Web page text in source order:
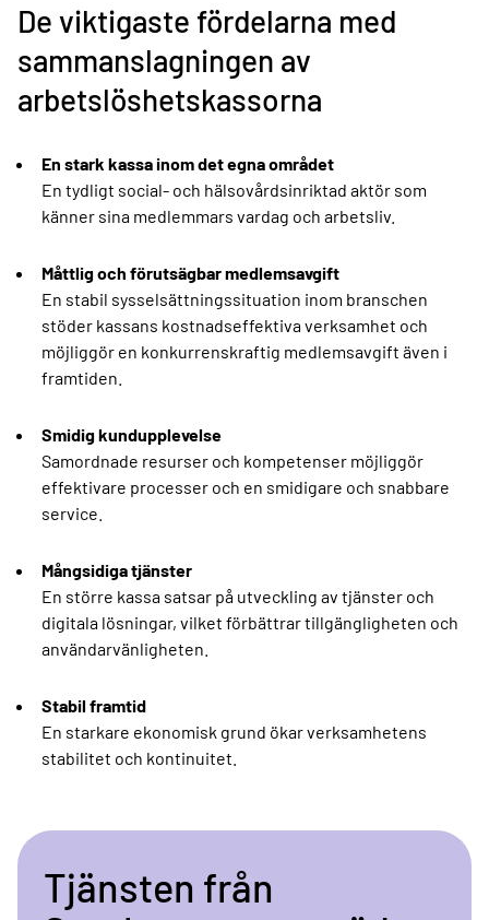
De viktigaste fördelarna med
sammanslagningen av
arbetslöshetskassorna
En stark kassa inom det egna området
En tydligt social- och hälsovårdsinriktad aktör som
känner sina medlemmars vardag och arbetsliv.
Måttlig och förutsägbar medlemsavgift
En stabil sysselsättningssituation inom branschen
stöder kassans kostnadseffektiva verksamhet och
möjliggör en konkurrenskraftig medlemsavgift även i
framtiden.
Smidig kundupplevelse
Samordnade resurser och kompetenser möjliggör
effektivare processer och en smidigare och snabbare
service.
Mångsidiga tjänster
En större kassa satsar på utveckling av tjänster och
digitala lösningar, vilket förbättrar tillgängligheten och
användarvänligheten.
Stabil framtid
En starkare ekonomisk grund ökar verksamhetens
stabilitet och kontinuitet.
Tjänsten från